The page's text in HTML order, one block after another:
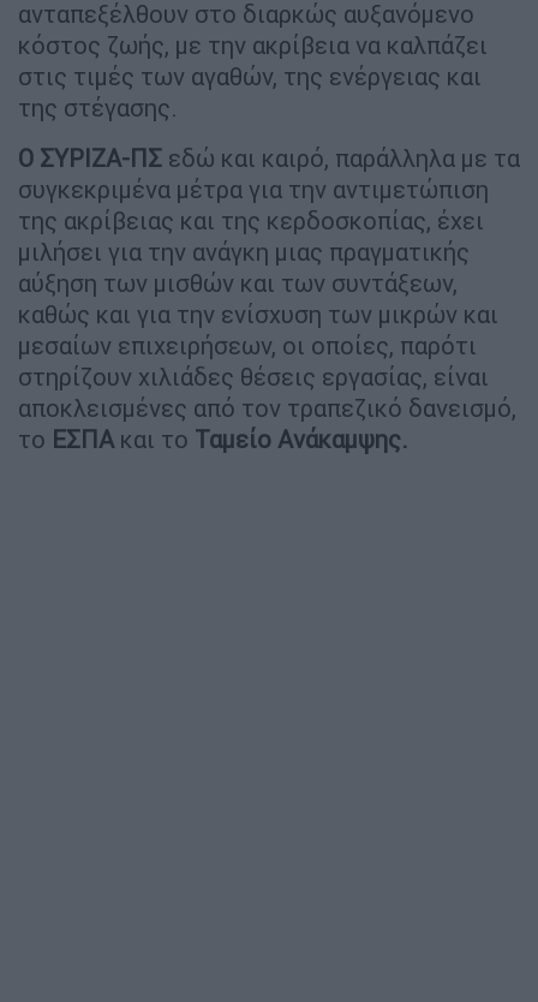
ανταπεξέλθουν στο διαρκώς αυξανόμενο
κόστος ζωής, με την ακρίβεια να καλπάζει
στις τιμές των αγαθών, της ενέργειας και
της στέγασης.
Ο ΣΥΡΙΖΑ-ΠΣ εδώ και καιρό, παράλληλα με τα
συγκεκριμένα μέτρα για την αντιμετώπιση
της ακρίβειας και της κερδοσκοπίας, έχει
μιλήσει για την ανάγκη μιας πραγματικής
αύξηση των μισθών και των συντάξεων,
καθώς και για την ενίσχυση των μικρών και
μεσαίων επιχειρήσεων, οι οποίες, παρότι
στηρίζουν χιλιάδες θέσεις εργασίας, είναι
αποκλεισμένες από τον τραπεζικό δανεισμό,
το ΕΣΠΑ και το Ταμείο Ανάκαμψης.